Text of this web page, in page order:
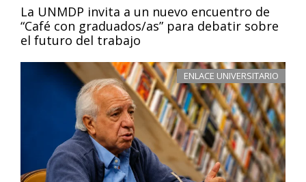
La UNMDP invita a un nuevo encuentro de
“Café con graduados/as” para debatir sobre
el futuro del trabajo
ENLACE UNIVERSITARIO